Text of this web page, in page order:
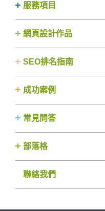
服務項目
網頁設計作品
SEO排名指南
成功案例
常見問答
部落格
聯絡我們